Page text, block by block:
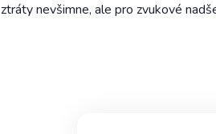
ztráty nevšimne, ale pro zvukové